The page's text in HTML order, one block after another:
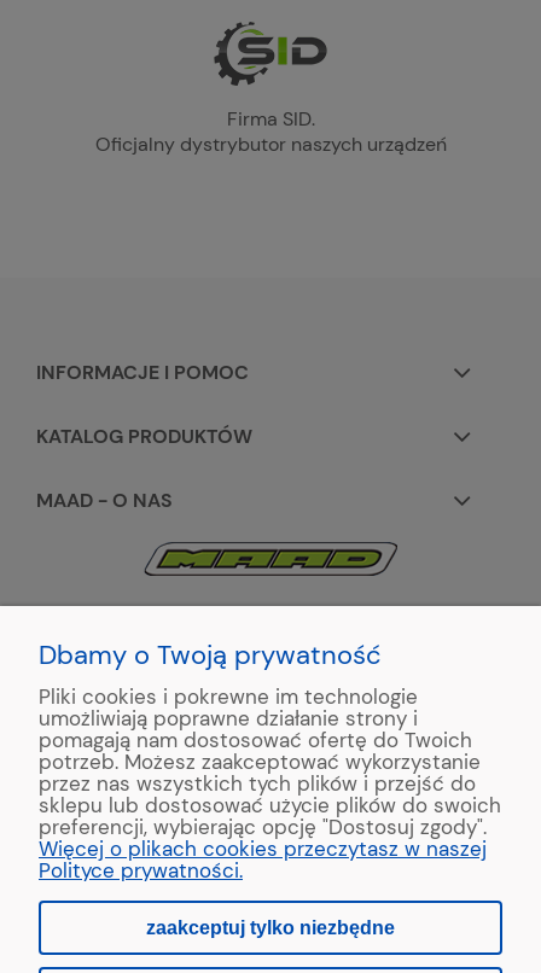
Firma SID.
Oficjalny dystrybutor naszych urządzeń
INFORMACJE I POMOC
KATALOG PRODUKTÓW
MAAD - O NAS
+48 663195531
ul. Reymonta 2
89-500 Tuchola
Copyright © 2022 MAAD Zaginarki - Producent Maszyn
Blacharskich. Produkcja:MinisterstwoReklamy.pl
pokaż pełną wersję strony
Dbamy o Twoją prywatność
Pliki cookies i pokrewne im technologie
umożliwiają poprawne działanie strony i
pomagają nam dostosować ofertę do Twoich
potrzeb. Możesz zaakceptować wykorzystanie
przez nas wszystkich tych plików i przejść do
sklepu lub dostosować użycie plików do swoich
preferencji, wybierając opcję "Dostosuj zgody".
Więcej o plikach cookies przeczytasz w naszej
Polityce prywatności.
zaakceptuj tylko niezbędne